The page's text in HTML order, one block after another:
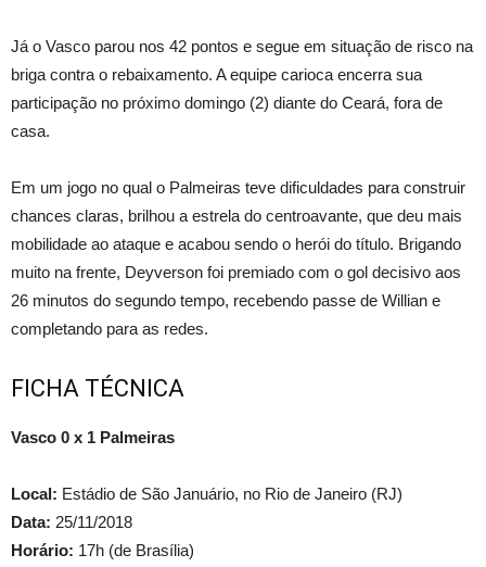
Já o Vasco parou nos 42 pontos e segue em situação de risco na
briga contra o rebaixamento. A equipe carioca encerra sua
participação no próximo domingo (2) diante do Ceará, fora de
casa.
Em um jogo no qual o Palmeiras teve dificuldades para construir
chances claras, brilhou a estrela do centroavante, que deu mais
mobilidade ao ataque e acabou sendo o herói do título. Brigando
muito na frente, Deyverson foi premiado com o gol decisivo aos
26 minutos do segundo tempo, recebendo passe de Willian e
completando para as redes.
FICHA TÉCNICA
Vasco 0 x 1 Palmeiras
Local: Estádio de São Januário, no Rio de Janeiro (RJ)
Data: 25/11/2018
Horário: 17h (de Brasília)